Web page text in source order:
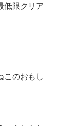
低限クリア
このおもし